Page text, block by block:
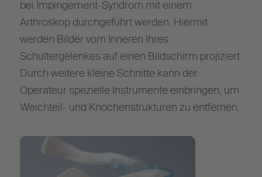
bei Impingement-Syndrom mit einem
Arthroskop durchgeführt werden. Hiermit
werden Bilder vom Inneren Ihres
Schultergelenkes auf einen Bildschirm projiziert.
Durch weitere kleine Schnitte kann der
Operateur spezielle Instrumente einbringen, um
Weichteil- und Knochenstrukturen zu entfernen.